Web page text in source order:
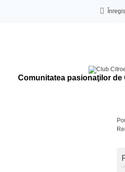
Comunitatea pasionaţilor de